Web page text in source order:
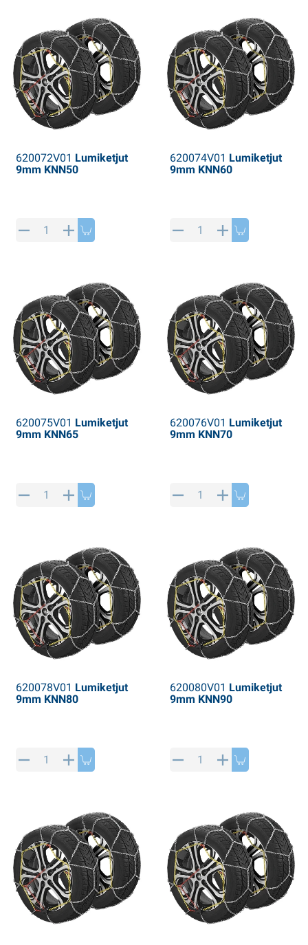
KO artikkeleita
620072V01 Lumiketjut
9mm KNN50
620074V01 Lumiketjut
9mm KNN60
620075V01 Lumiketjut
9mm KNN65
620076V01 Lumiketjut
9mm KNN70
620078V01 Lumiketjut
9mm KNN80
620080V01 Lumiketjut
9mm KNN90